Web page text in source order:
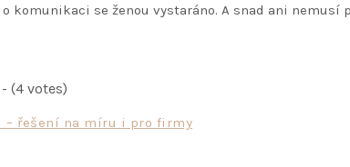
komunikaci se ženou vystaráno. A snad ani nemusí
(4 votes)
– řešení na míru i pro firmy